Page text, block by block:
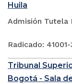
Huila
Admisión Tutela
Radicado:
Tribunal
Bogotá - Sala